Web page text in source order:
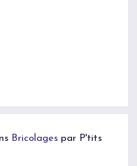
Bricolages par P'tits